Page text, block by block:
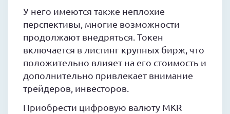
У него имеются также неплохие
перспективы, многие возможности
продолжают внедряться. Токен
включается в листинг крупных бирж, что
положительно влияет на его стоимость и
дополнительно привлекает внимание
трейдеров, инвесторов.
Приобрести цифровую валюту MKR